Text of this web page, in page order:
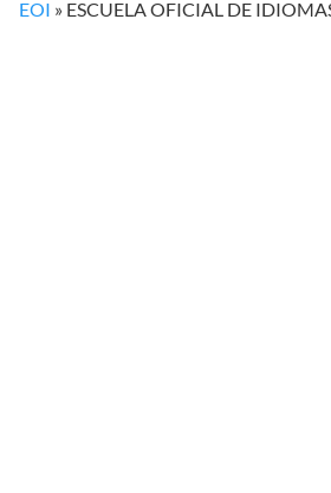
EOI » ESCUELA OFICIAL DE